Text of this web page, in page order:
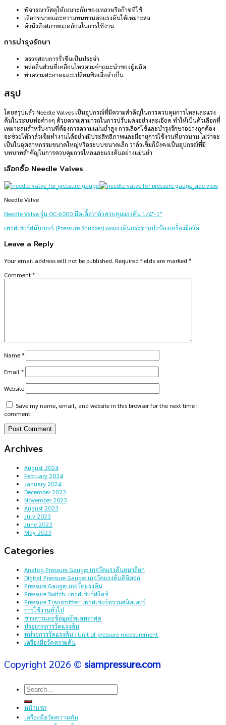
พิจารณาวัสดุให้เหมาะกับของเหลวหรือก๊าซที่ใช้
เลือกขนาดและความทนทานต่อแรงดันให้เหมาะสม
คำนึงถึงสภาพแวดล้อมในการใช้งาน
การบำรุงรักษา
ตรวจสอบการรั่วซึมเป็นประจำ
หล่อลื่นส่วนที่เคลื่อนไหวตามคำแนะนำของผู้ผลิต
ทำความสะอาดและเปลี่ยนซีลเมื่อจำเป็น
สรุป
โดยสรุปแล้ว Needle Valves เป็นอุปกรณ์ที่มีความสำคัญในการควบคุมการไหลและแรง
ดันในระบบท่อต่างๆ ด้วยความสามารถในการปรับแต่งอย่างละเอียด ทำให้เป็นตัวเลือกที่
เหมาะสมสำหรับงานที่ต้องการความแม่นยำสูง การเลือกใช้และบำรุงรักษาอย่างถูกต้อง
จะช่วยให้วาล์วเข็มทำงานได้อย่างมีประสิทธิภาพและมีอายุการใช้งานที่ยาวนาน ไม่ว่าจะ
เป็นในอุตสาหกรรมขนาดใหญ่หรือระบบขนาดเล็ก วาล์วเข็มก็ยังคงเป็นอุปกรณ์ที่มี
บทบาทสำคัญในการควบคุมการไหลและแรงดันอย่างแม่นยำ
เลือกซื้อ Needle Valves
Needle Valve
Needle Valve รุ่น OC-6000 นีดเดิ้ลวาล์วควบคุมแรงดัน 1/4″-1″
เพรสเชอร์สนับเบอร์ (Pressure Snubber) ลดแรงดันกระชากปกป้องเครื่องมือวัด
Leave a Reply
Your email address will not be published. Required fields are marked *
Comment*
Name*
Email *
Website
Save my name, email, and website in this browser for the next time I
comment.
Archives
August 2024
February 2024
January 2024
December 2023
November 2023
August 2023
July 2023
June 2023
May 2023
Categories
Analog Pressure Gauge: เกจวัดแรงดันอนาล็อก
Digital Pressure Gauge: เกจวัดแรงดันดิจิตอล
Pressure Gauge: เกจวัดแรงดัน
Pressure Switch: เพรสเชอร์สวิตช์
Pressure Transmitter: เพรสเชอร์ทรานสมิตเตอร์
การใช้งานทั่วไป
ข่าวสารและข้อมูลอัพเดทล่าสุด
ประเภทการวัดแรงดัน
หน่วยการวัดแรงดัน : Unit of pressure measurement
เครื่องมือวัดความดัน
Copyright 2026 © siampressure.com
Search
for:
หน้าแรก
เครื่องมือวัดความดัน